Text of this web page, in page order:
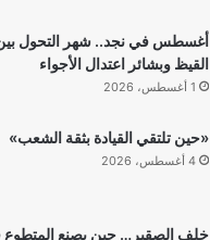
أغسطس في نجد.. شهر التحول
القيظ وبشائر اعتدال الأجواء
1 أغسطس، 2026
«حين تلتقي القيادة بثقة الشعب»
4 أغسطس، 2026
خلف الصقير… حين يصنع المتطوع